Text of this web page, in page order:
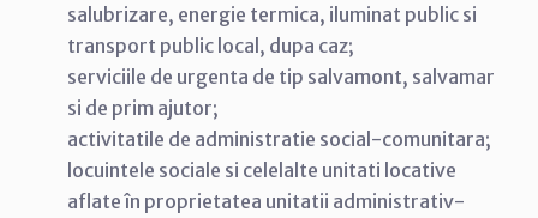
salubrizare, energie termica, iluminat public si
transport public local, dupa caz;
serviciile de urgenta de tip salvamont, salvamar
si de prim ajutor;
activitatile de administratie social-comunitara;
locuintele sociale si celelalte unitati locative
aflate în proprietatea unitatii administrativ-